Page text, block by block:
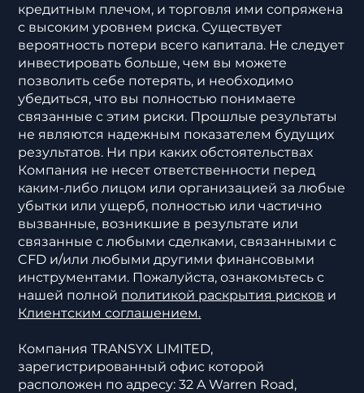
кредитным плечом, и торговля ими сопряжена
с высоким уровнем риска. Существует
вероятность потери всего капитала. Не следует
инвестировать больше, чем вы можете
позволить себе потерять, и необходимо
убедиться, что вы полностью понимаете
связанные с этим риски. Прошлые результаты
не являются надежным показателем будущих
результатов. Ни при каких обстоятельствах
Компания не несет ответственности перед
каким-либо лицом или организацией за любые
убытки или ущерб, полностью или частично
вызванные, возникшие в результате или
связанные с любыми сделками, связанными с
CFD и/или любыми другими финансовыми
инструментами. Пожалуйста, ознакомьтесь с
нашей полной политикой раскрытия рисков и
Клиентским соглашением.
Компания TRANSYX LIMITED,
зарегистрированный офис которой
расположен по адресу: 32 A Warren Road,